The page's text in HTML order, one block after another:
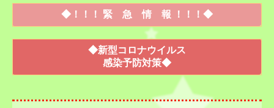
◆ ！！！ 緊 急 情 報 ！！！ ◆
◆新型コロナウイルス
感染予防対策◆